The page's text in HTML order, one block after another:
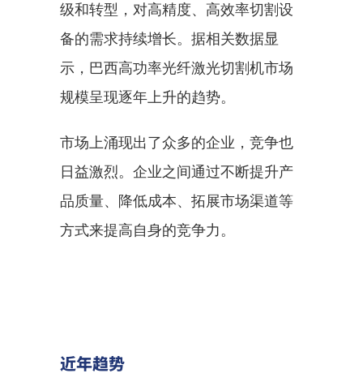
级和转型，对高精度、高效率切割设
备的需求持续增长。据相关数据显
示，巴西高功率光纤激光切割机市场
规模呈现逐年上升的趋势。
市场上涌现出了众多的企业，竞争也
日益激烈。企业之间通过不断提升产
品质量、降低成本、拓展市场渠道等
方式来提高自身的竞争力。
近年趋势